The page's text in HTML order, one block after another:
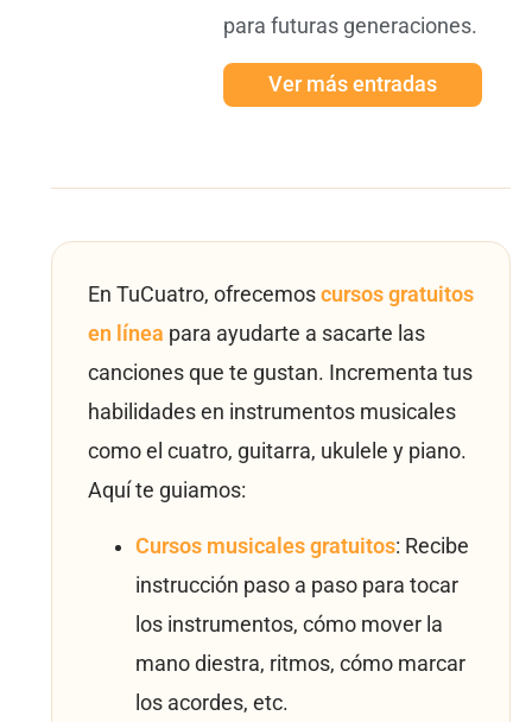
para futuras generaciones.
Ver más entradas
En TuCuatro, ofrecemos cursos gratuitos
en línea para ayudarte a sacarte las
canciones que te gustan. Incrementa tus
habilidades en instrumentos musicales
como el cuatro, guitarra, ukulele y piano.
Aquí te guiamos:
Cursos musicales gratuitos: Recibe
instrucción paso a paso para tocar
los instrumentos, cómo mover la
mano diestra, ritmos, cómo marcar
los acordes, etc.